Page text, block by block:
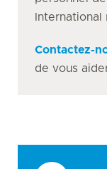
Contactez-
de vous